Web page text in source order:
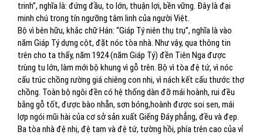
trinh”, nghĩa là: đứng đầu, to lớn, thuận lợi, bền vững. Đây là đại
minh chú trong tín ngưỡng tâm linh của người Việt.
Bộ vì bên hữu, khắc chữ Hán: “Giáp Tý niên thụ trụ”, nghĩa là vào
năm Giáp Tý dựng cột, đặt nóc tòa nhà. Như vậy, qua thông tin
trên cho ta thấy, năm 1924 (năm Giáp Tý) đền Tiên Nga được
trùng tu lớn, làm mới bộ khung vì gỗ trên. Bộ vì tòa đệ tứ, vì nóc
cấu trúc chồng rường giá chiêng con nhị, vì nách kết cấu thước thợ
chồng. Toàn bộ ngôi đền có hệ thống dàn đỡ mái hoành, rui đều
bằng gỗ tốt, được bào nhẵn, sơn bóng,hoành được soi sen, mái
lợp ngói mũi hài của cơ sở sản xuất Giếng Đáy phẳng, đều và đẹp.
Ba tòa nhà đệ nhị, đệ tam và đệ tứ, tường hồi, phía trên cao của vỉ